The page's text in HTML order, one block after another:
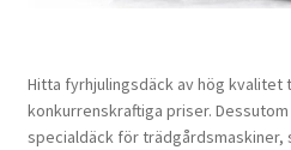
Hitta fyrhjulingsdäck av hög kvalitet
konkurrenskraftiga priser.
specialdäck för trädgårdsmaskiner,